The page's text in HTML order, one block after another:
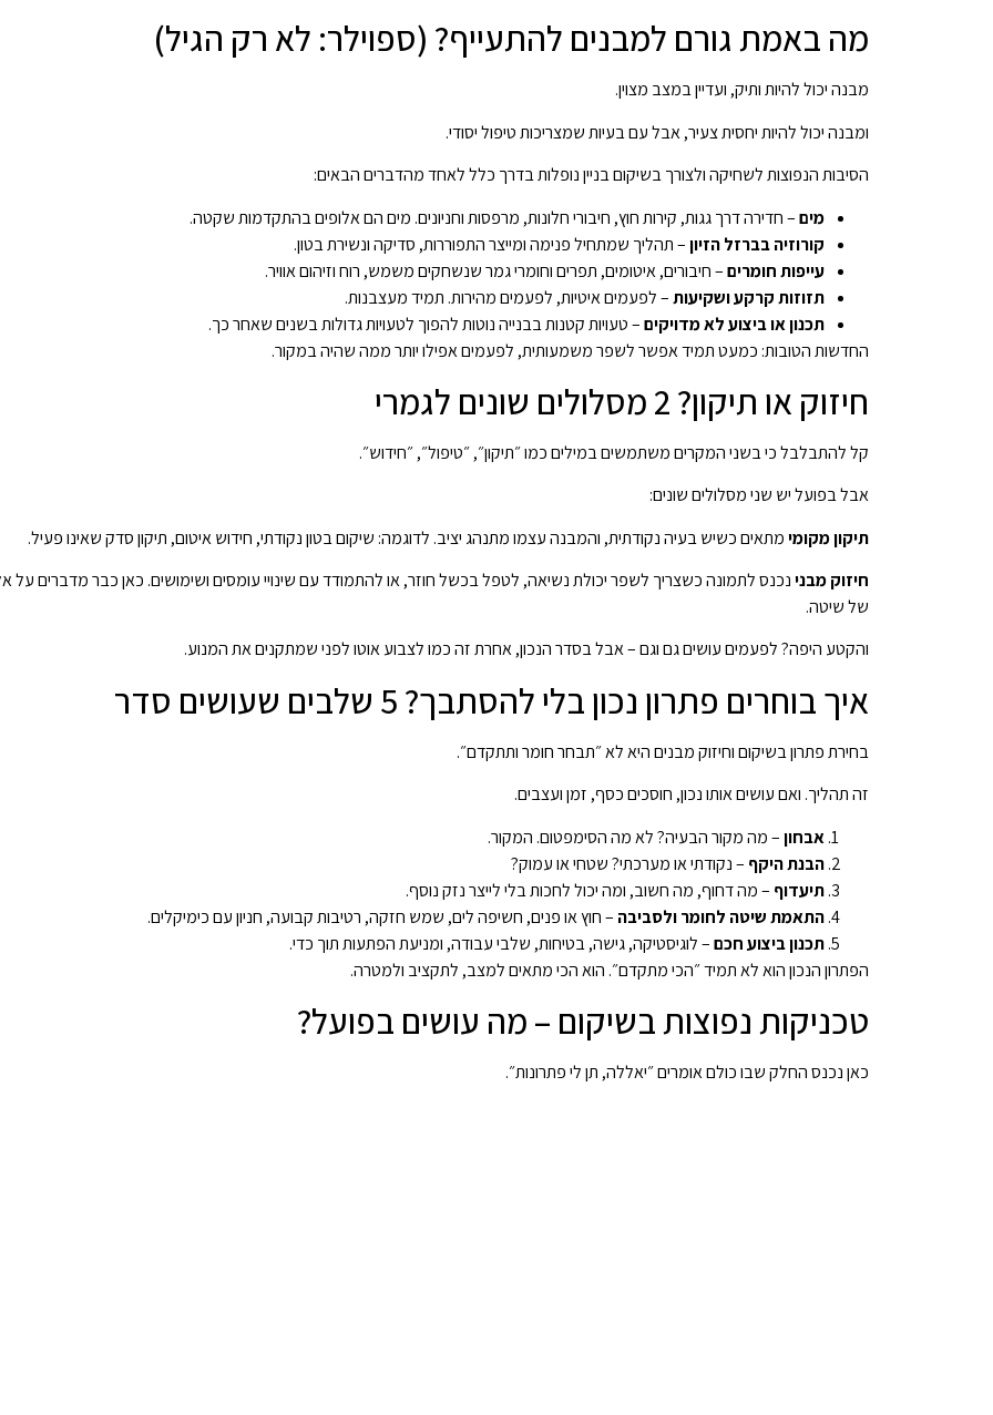
מה באמת גורם למבנים להתעייף? (ספוילר: לא רק הגיל)
מבנה יכול להיות ותיק, ועדיין במצב מצוין.
ומבנה יכול להיות יחסית צעיר, אבל עם בעיות שמצריכות טיפול יסודי.
הסיבות הנפוצות לשחיקה ולצורך בשיקום בניין נופלות בדרך כלל לאחד מהדברים הבאים:
מים– חדירה דרך גגות, קירות חוץ, חיבורי חלונות, מרפסות וחניונים. מים הם אלופים בהתקדמות שקטה.
קורוזיה בברזל הזיון– תהליך שמתחיל פנימה ומייצר התפוררות, סדיקה ונשירת בטון.
עייפות חומרים– חיבורים, איטומים, תפרים וחומרי גמר שנשחקים משמש, רוח וזיהום אוויר.
תזוזות קרקע ושקיעות– לפעמים איטיות, לפעמים מהירות. תמיד מעצבנות.
תכנון או ביצוע לא מדויקים– טעויות קטנות בבנייה נוטות להפוך לטעויות גדולות בשנים שאחר כך.
החדשות הטובות: כמעט תמיד אפשר לשפר משמעותית, לפעמים אפילו יותר ממה שהיה במקור.
חיזוק או תיקון? 2 מסלולים שונים לגמרי
קל להתבלבל כי בשני המקרים משתמשים במילים כמו ״תיקון״, ״טיפול״, ״חידוש״.
אבל בפועל יש שני מסלולים שונים:
תיקון מקומימתאים כשיש בעיה נקודתית, והמבנה עצמו מתנהג יציב. לדוגמה: שיקום בטון נקודתי, חידוש איטום, תיקון סדק שאינו פעיל.
חיזוק מבנינכנס לתמונה כשצריך לשפר יכולת נשיאה, לטפל בכשל חוזר, או להתמודד עם שינויי עומסים ושימושים. כאן כבר מדברים על
של שיטה.
והקטע היפה? לפעמים עושים גם וגם – אבל בסדר הנכון, אחרת זה כמו לצבוע אוטו לפני שמתקנים את המנוע.
איך בוחרים פתרון נכון בלי להסתבך? 5 שלבים שעושים סדר
בחירת פתרון בשיקום וחיזוק מבנים היא לא ״תבחר חומר ותתקדם״.
זה תהליך. ואם עושים אותו נכון, חוסכים כסף, זמן ועצבים.
אבחון– מה מקור הבעיה? לא מה הסימפטום. המקור.
הבנת היקף – נקודתי או מערכתי? שטחי או עמוק?
תיעדוף – מה דחוף, מה חשוב, ומה יכול לחכות בלי לייצר נזק נוסף.
התאמת שיטה לחומר ולסביבה – חוץ או פנים, חשיפה לים, שמש חזקה, רטיבות קבועה, חניון עם כימיקלים.
תכנון ביצוע חכם– לוגיסטיקה, גישה, בטיחות, שלבי עבודה, ומניעת הפתעות תוך כדי.
הפתרון הנכון הוא לא תמיד ״הכי מתקדם״. הוא הכי מתאים למצב, לתקציב ולמטרה.
טכניקות נפוצות בשיקום – מה עושים בפועל?
כאן נכנס החלק שבו כולם אומרים ״יאללה, תן לי פתרונות״.